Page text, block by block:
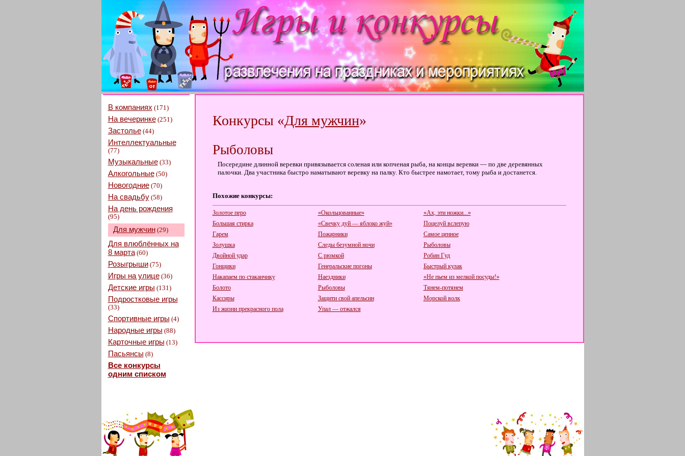
В компаниях (171)
На вечеринке(251)
Застолье(44)
Интеллектуальные
(77)
Музыкальные(33)
Алкогольные(50)
Новогодние(70)
На свадьбу(58)
На день рождения
(95)
Для мужчин(29)
Для влюблённых на
8 марта(60)
Розыгрыши(75)
Игры на улице(36)
Детские игры (131)
Подростковые игры
(33)
Спортивные игры (4)
Народные игры (88)
Карточные игры (13)
Пасьянсы (8)
Все конкурсы
одним списком
Конкурсы «Для мужчин»
Рыболовы
Посередине длинной веревки привязывается соленая или копченая рыба, на концы веревки — по две деревянных
палочки. Два участника быстро наматывают веревку на палку. Кто быстрее намотает, тому рыба и достанется.
Похожие конкурсы:
Золотое перо «Окольцованные»
«Ах, эти ножки...»
Большая стирка
«Свечку дуй — яблоко жуй»
Поцелуй вслепую
Гарем
Пожарники
Самое ценное
Золушка
Следы безумной ночи
Рыболовы
Двойной удар
С рюмкой
Робин Гуд
Гонщики
Генеральские погоны
Быстрый кулак
Накапаем по стаканчику
Наездники
«Не пьем из мелкой посуды!»
Болото
Рыболовы
Тянем-потянем
Кассиры
Защити свой апельсин
Морской волк
Из жизни прекрасного пола
Упал — отжался